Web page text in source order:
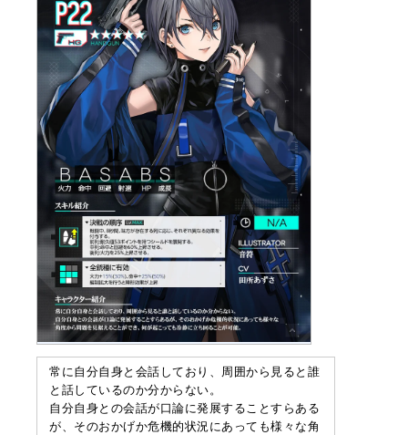
常に自分自身と会話しており、周囲から見ると誰
と話しているのか分からない。
自分自身との会話が口論に発展することすらある
が、そのおかげか危機的状況にあっても様々な角